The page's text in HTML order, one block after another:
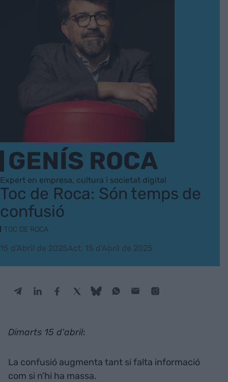
GENÍS ROCA
Expert en empresa, cultura i societat digital
Toc de Roca: Són temps de
confusió
TOC DE ROCA
15 d'Abril de 2025Act. 15 d'Abril de 2025
Dimarts 15 d'abril:
La confusió augmenta tant si falta informació
com si n’hi ha massa.